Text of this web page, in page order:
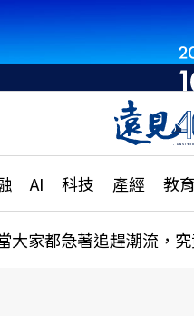
AI 科技 產經 教育
國際
特輯
大學升
縣市
民調
大家都急著追趕潮流，